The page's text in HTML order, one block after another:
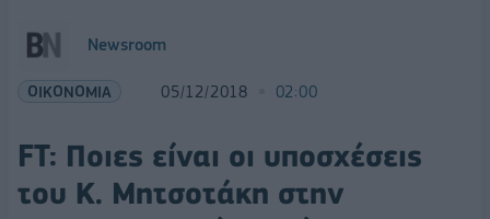
Newsroom
ΟΙΚΟΝΟΜΙΑ 05/12/2018 02:00
FT: Ποιες είναι οι υποσχέσεις
του Κ. Μητσοτάκη στην